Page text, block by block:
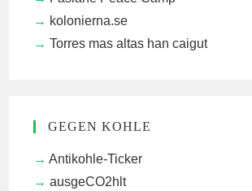
kolonierna.se
Torres mas altas han caigut
GEGEN KOHLE
Antikohle-Ticker
ausgeCO2hlt